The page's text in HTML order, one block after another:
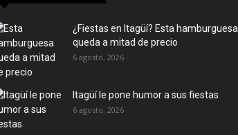
¿Fiestas en Itagüí? Esta hamburguesa
queda a mitad de precio
6 agosto, 2026
Itagüí le pone humor a sus fiestas
6 agosto, 2026